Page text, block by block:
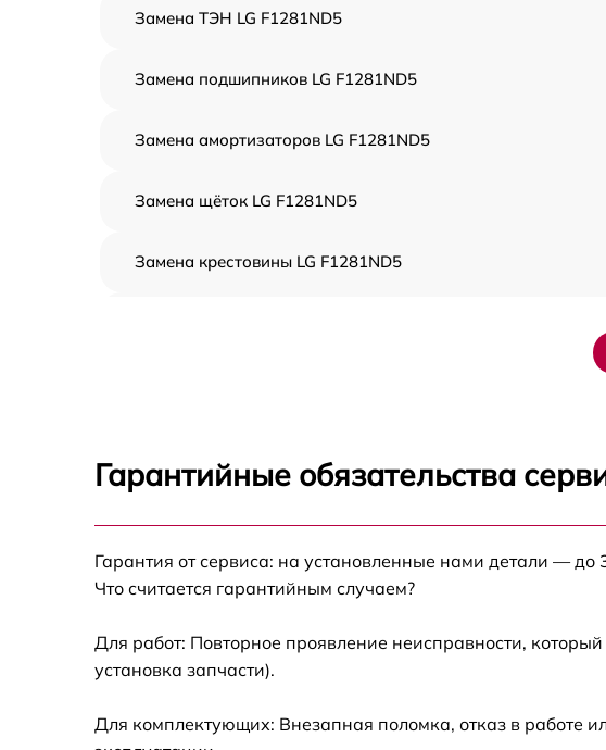
Замена ТЭН LG F1281ND5
Замена подшипников LG F1281ND5
Замена амортизаторов LG F1281ND5
Замена щёток LG F1281ND5
Замена крестовины LG F1281ND5
Замена УБЛ LG F1281ND5
F1281ND5
Гарантийные обязательства
Гарантия от сервиса: на установленные нами детали — до
Что считается гарантийным случаем?
Для работ: Повторное проявление неисправности,
установка запчасти).
Для комплектующих: Внезапная поломка, отказ в работе